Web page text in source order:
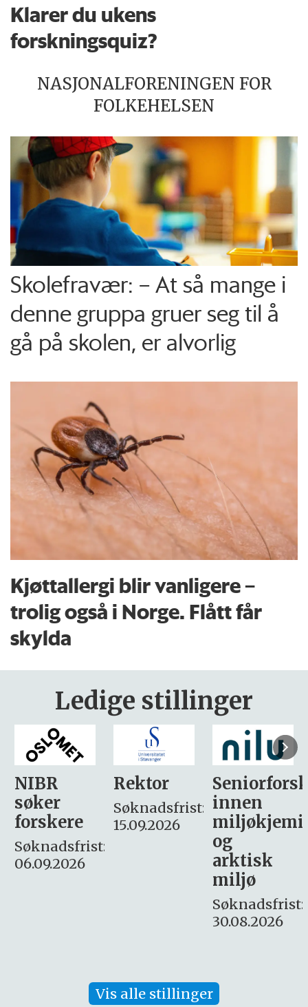
Klarer du ukens
forskningsquiz?
NASJONALFORENINGEN FOR
FOLKEHELSEN
Skolefravær: – At så mange i
denne gruppa gruer seg til å
gå på skolen, er alvorlig
Kjøttallergi blir vanligere –
trolig også i Norge. Flått får
skylda
Ledige stillinger
Rektor
Søknadsfrist:
15.09.2026
Seniorforsker
innen
miljøkjemi
søker
– fast
Søknadsfrist:
16. august.
Vis alle stillinger